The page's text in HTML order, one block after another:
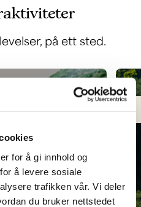
for å gi innhold og
å levere sosiale
trafikken vår. Vi deler
du bruker nettstedet
på ett sted.
Filefjell